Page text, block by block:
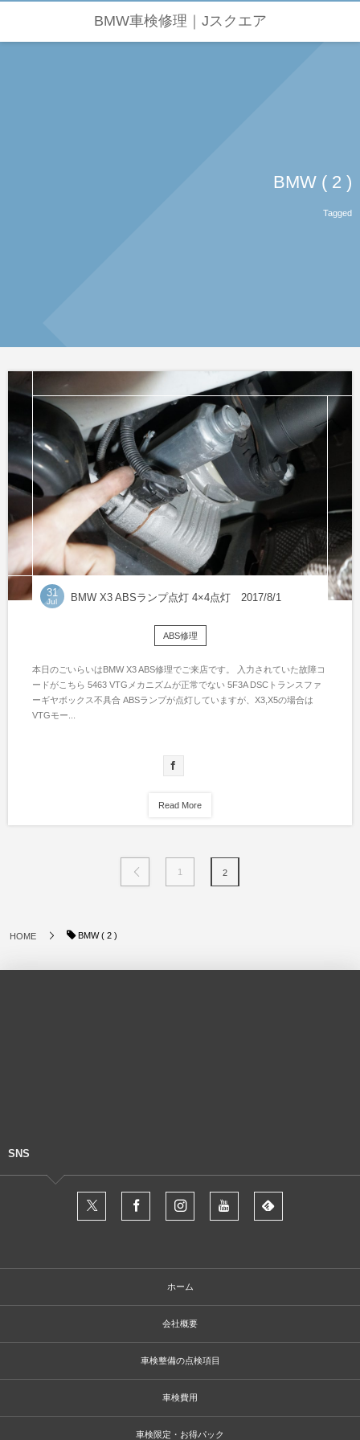
BMW車検修理｜Jスクエア
BMW ( 2 )
Tagged
31
Jul BMW X3 ABSランプ点灯 4×4点灯 2017/8/1
ABS修理
本日のごいらいはBMW X3 ABS修理でご来店です。 入力されていた故障コ
ードがこちら 5463 VTGメカニズムが正常でない 5F3A DSCトランスファ
ーギヤボックス不具合 ABSランプが点灯していますが、X3,X5の場合は
VTGモー...
Read More
1 2
HOME BMW ( 2 )
SNS
ホーム
会社概要
車検整備の点検項目
車検費用
車検限定・お得パック